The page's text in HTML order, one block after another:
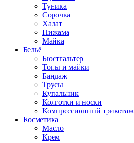
Туника
Сорочка
Халат
Пижама
Майка
Бельё
Бюстгальтер
Топы и майки
Бандаж
Трусы
Купальник
Колготки и носки
Компрессионный трикотаж
Косметика
Масло
Крем